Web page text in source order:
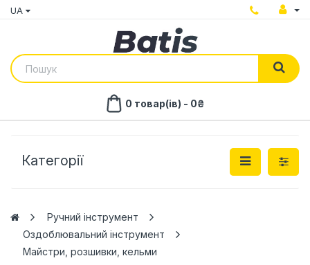
UA
0 товар(ів) - 0₴
Категорії
Ручний інструмент
Оздоблювальний інструмент
Майстри, розшивки, кельми